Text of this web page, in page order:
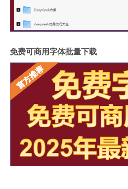
免费可商用字体批量下载